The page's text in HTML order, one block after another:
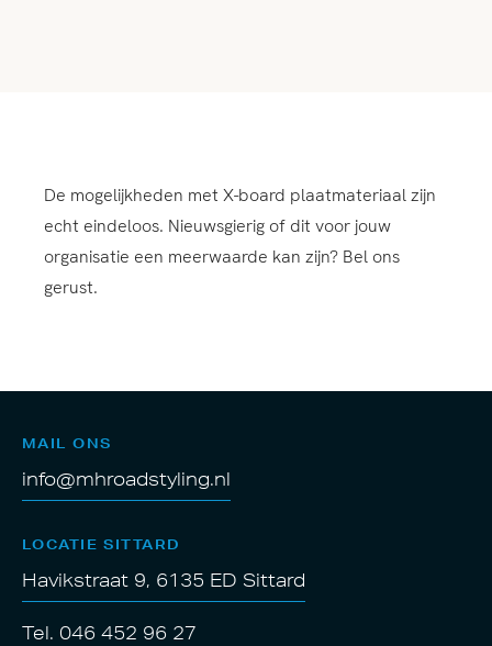
De mogelijkheden met X-board plaatmateriaal zijn
echt eindeloos. Nieuwsgierig of dit voor jouw
organisatie een meerwaarde kan zijn? Bel ons
gerust.
MAIL ONS
info@mhroadstyling.nl
LOCATIE SITTARD
Havikstraat 9, 6135 ED Sittard
Tel. 046 452 96 27